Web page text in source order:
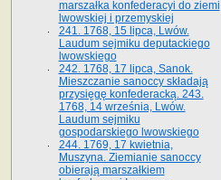
marszałka konfederacyi do ziemi
lwowskiej i przemyskiej
241. 1768, 15 lipca, Lwów.
Laudum sejmiku deputackiego
lwowskiego
242. 1768, 17 lipca, Sanok.
Mieszczanie sanoccy składają
przysięgę konfederacką. 243.
1768, 14 września, Lwów.
Laudum sejmiku
gospodarskiego lwowskiego
244. 1769, 17 kwietnia,
Muszyna. Ziemianie sanoccy
obierają marszałkiem